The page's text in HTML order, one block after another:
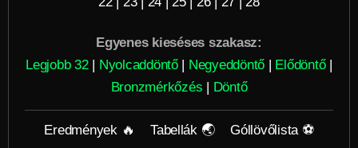
Egyenes kieséses szakasz:
Legjobb 32| Nyolcaddöntő| Negyeddöntő | Elődöntő|
Bronzmérkőzés | Döntő
Eredmények 🔥 Tabellák 🌏 Góllövőlista ⚽